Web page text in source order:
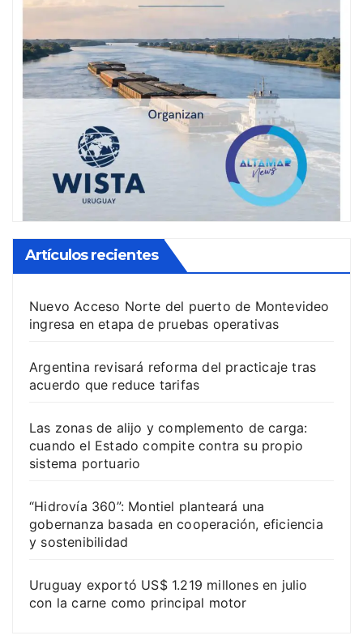
Artículos recientes
Nuevo Acceso Norte del puerto de Montevideo
ingresa en etapa de pruebas operativas
Argentina revisará reforma del practicaje tras
acuerdo que reduce tarifas
Las zonas de alijo y complemento de carga:
cuando el Estado compite contra su propio
sistema portuario
“Hidrovía 360”: Montiel planteará una
gobernanza basada en cooperación, eficiencia
y sostenibilidad
Uruguay exportó US$ 1.219 millones en julio
con la carne como principal motor